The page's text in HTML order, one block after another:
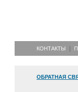
КОНТАКТЫ
ОБРАТНАЯ